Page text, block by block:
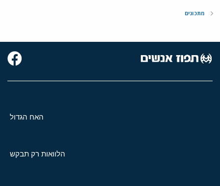
מתכונים
האח הגדול
הלוואות רק תבקש